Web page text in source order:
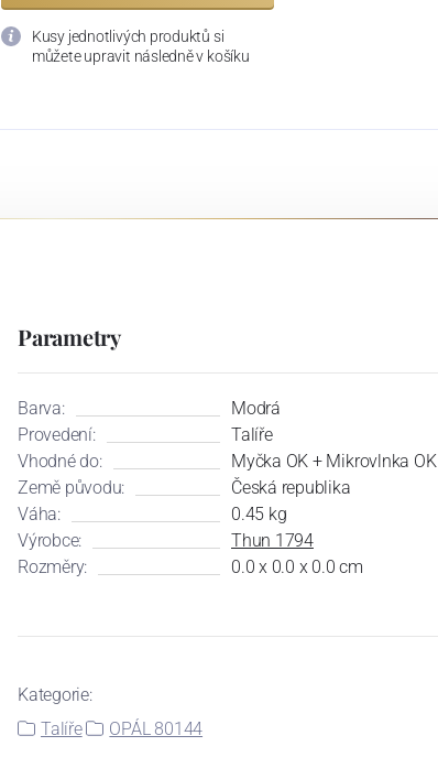
Kusy jednotlivých produktů si
můžete upravit následně v košíku
Parametry
Barva:
Modrá
Provedení:
Talíře
Vhodné do:
Myčka OK + Mikrovlnka OK
Země původu:
Česká republika
Váha:
0.45 kg
Výrobce:
Thun 1794
Rozměry:
0.0 x 0.0 x 0.0 cm
Kategorie:
Talíře
OPÁL 80144